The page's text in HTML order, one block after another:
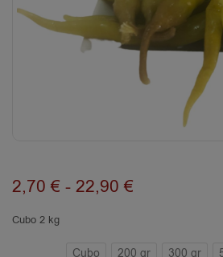
2,70 € - 22,90 €
Cubo 2 kg
Cubo 200 gr 300 gr